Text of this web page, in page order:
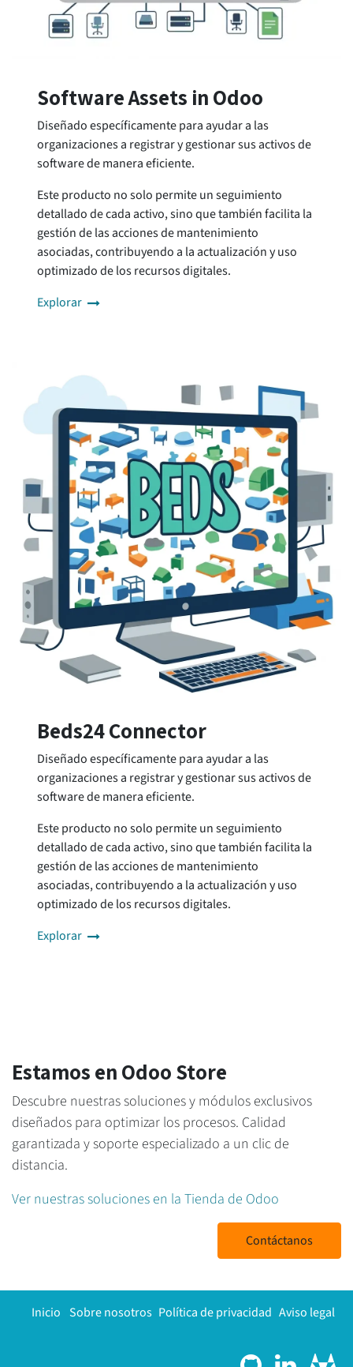
Software Assets in Odoo
Diseñado específicamente para ayudar a las
organizaciones a registrar y gestionar sus activos de
software de manera eficiente.
Este producto no solo permite un seguimiento
detallado de cada activo, sino que también facilita la
gestión de las acciones de mantenimiento
asociadas, contribuyendo a la actualización y uso
optimizado de los recursos digitales.
Explorar
Beds24 Connector
Diseñado específicamente para ayudar a las
organizaciones a registrar y gestionar sus activos de
software de manera eficiente.
Este producto no solo permite un seguimiento
detallado de cada activo, sino que también facilita la
gestión de las acciones de mantenimiento
asociadas, contribuyendo a la actualización y uso
optimizado de los recursos digitales.
Explorar
Estamos en Odoo Store
Descubre nuestras soluciones y módulos exclusivos
diseñados para optimizar los procesos. Calidad
garantizada y soporte especializado a un clic de
distancia.
Ver nuestras soluciones en la Tienda de Odoo
Contáctanos
Inicio Sobre nosotros Política de privacidad Aviso legal